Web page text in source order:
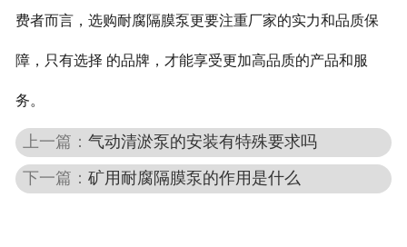
费者而言，选购耐腐隔膜泵更要注重厂家的实力和品质保
障，只有选择 的品牌，才能享受更加高品质的产品和服
务。
上一篇：气动清淤泵的安装有特殊要求吗
下一篇：矿用耐腐隔膜泵的作用是什么